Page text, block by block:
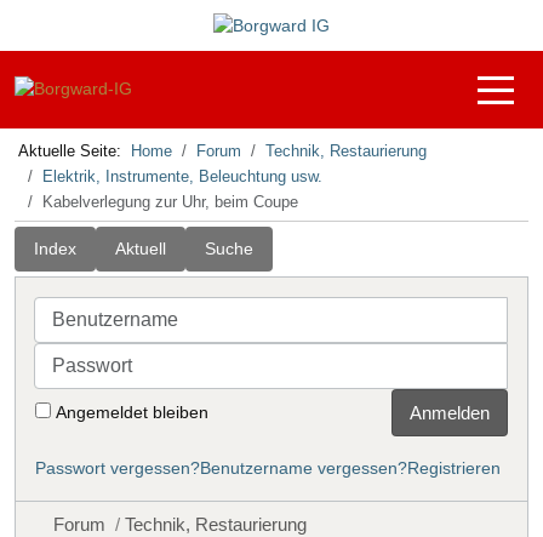
Off-
Aktuelle Seite: Home Forum
Technik, Restaurierung
Elektrik, Instrumente, Beleuchtung usw.
Kabelverlegung zur Uhr, beim Coupe
Index Aktuell Suche
Benutzername
Passwort
Angemeldet bleiben Anmelden
Passwort vergessen?Benutzername vergessen?Registrieren
Forum
Technik, Restaurierung